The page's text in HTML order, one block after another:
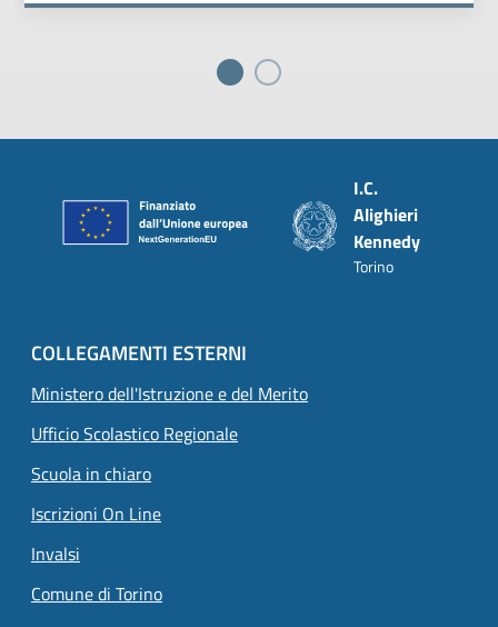
I.C.
Alighieri
Kennedy
Torino
COLLEGAMENTI ESTERNI
Ministero dell'Istruzione e del Merito
Ufficio Scolastico Regionale
Scuola in chiaro
Iscrizioni On Line
Invalsi
Comune di Torino